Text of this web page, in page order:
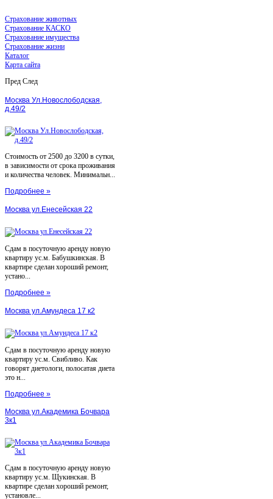
Страхование животных
Страхование КАСКО
Страхование имущества
Страхование жизни
Каталог
Карта сайта
Пред След
Москва Ул.Новослободская,
д.49/2
Стоимость от 2500 до 3200 в сутки,
в зависимости от срока проживания
и количества человек. Минимальн...
Подробнее »
Москва ул.Енесейская 22
Сдам в посуточную аренду новую
квартиру ус.м. Бабушкинская. В
квартире сделан хороший ремонт,
устано...
Подробнее »
Москва ул.Амундеса 17 к2
Сдам в посуточную аренду новую
квартиру ус.м. Свибливо. Как
говорят диетологи, полосатая диета
это н...
Подробнее »
Москва ул.Академика Бочвара
3к1
Сдам в посуточную аренду новую
квартиру ус.м. Щукинская. В
квартире сделан хороший ремонт,
установле...